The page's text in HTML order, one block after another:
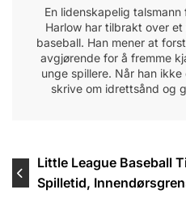
En lidenskapelig
Harlow har tilbrakt over
baseball. Han mener at
avgjørende for å fremme
unge spillere. Når han
skrive om idrettsånd og
Post
navigation
Little League Baseball
Spilletid,